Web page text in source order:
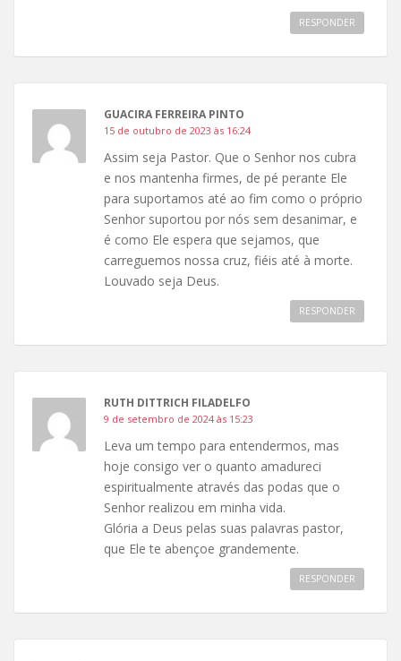
RESPONDER
GUACIRA FERREIRA PINTO
15 de outubro de 2023 às 16:24
Assim seja Pastor. Que o Senhor nos cubra
e nos mantenha firmes, de pé perante Ele
para suportamos até ao fim como o próprio
Senhor suportou por nós sem desanimar, e
é como Ele espera que sejamos, que
carreguemos nossa cruz, fiéis até à morte.
Louvado seja Deus.
RESPONDER
RUTH DITTRICH FILADELFO
9 de setembro de 2024 às 15:23
Leva um tempo para entendermos, mas
hoje consigo ver o quanto amadureci
espiritualmente através das podas que o
Senhor realizou em minha vida.
Glória a Deus pelas suas palavras pastor,
que Ele te abençoe grandemente.
RESPONDER